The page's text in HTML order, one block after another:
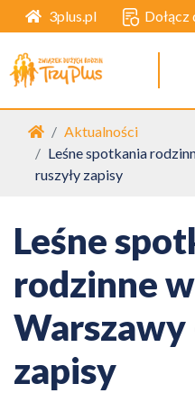
3plus.pl Dołącz
Strona główna
Aktualności
Leśne spotkania
ruszyły zapisy
Leśne
rodzinne
Warszawy
zapisy